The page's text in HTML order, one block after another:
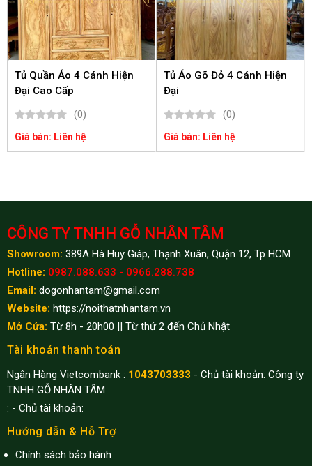
Tủ Quần Áo 4 Cánh Hiện
Đại Cao Cấp
(0)
Giá bán: Liên hệ
Tủ Áo Gõ Đỏ 4 Cánh Hiện
Đại
(0)
Giá bán: Liên hệ
CÔNG TY TNHH GỖ NHÂN TÂM
Showroom: 389A Hà Huy Giáp, Thạnh Xuân, Quận 12, Tp HCM
Hotline: 0987.088.633 - 0966.288.738
Email: dogonhantam@gmail.com
Website: https://noithatnhantam.vn
Mở Cửa: Từ 8h - 20h00 || Từ thứ 2 đến Chủ Nhật
Tài khoản thanh toán
Ngân Hàng Vietcombank : 1043703333 - Chủ tài khoản: Công ty
TNHH GỖ NHÂN TÂM
: - Chủ tài khoản:
Hướng dẫn & Hỗ Trợ
Chính sách bảo hành